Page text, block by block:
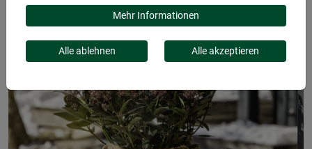
Mehr Informationen
Alle ablehnen Alle akzeptieren